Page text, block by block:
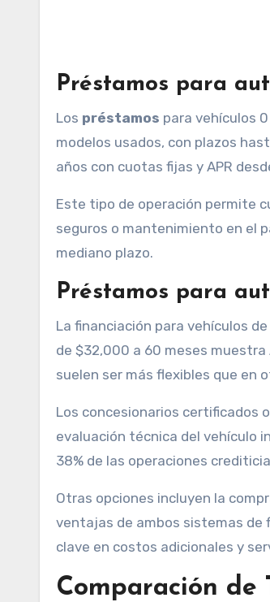
Préstamos para
Los préstamos para vehículos
modelos usados, con plazos
años con cuotas fijas y APR
Este tipo de operación permite
seguros o mantenimiento en el
mediano plazo.
Préstamos para
La financiación para vehículos
de $32,000 a 60 meses muestra
suelen ser más flexibles que en
Los concesionarios certificados
evaluación técnica del vehículo
38% de las operaciones
Otras opciones incluyen la
ventajas de ambos sistemas de
clave en costos adicionales y
Comparación de